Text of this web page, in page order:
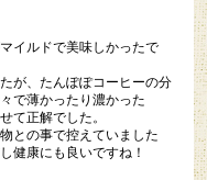
イルドで美味しかったで
が、たんぽぽコーヒーの分
で薄かったり濃かった
て正解でした。
との事で控えていました
健康にも良いですね！